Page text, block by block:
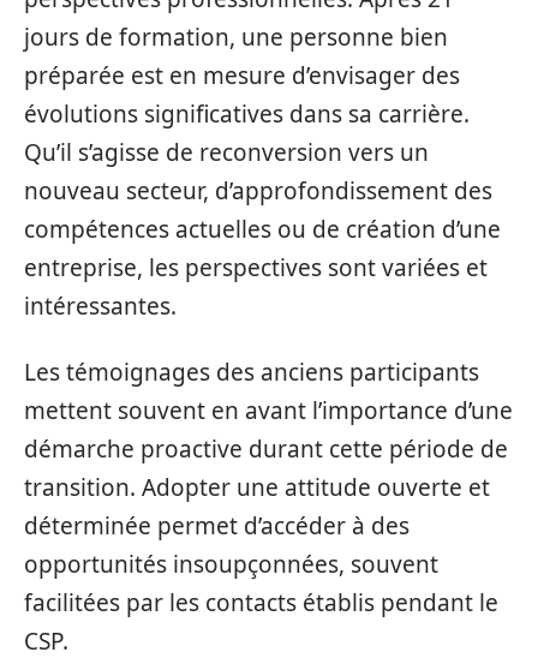
jours de formation, une personne bien
préparée est en mesure d’envisager des
évolutions significatives dans sa carrière.
Qu’il s’agisse de reconversion vers un
nouveau secteur, d’approfondissement des
compétences actuelles ou de création d’une
entreprise, les perspectives sont variées et
intéressantes.
Les témoignages des anciens participants
mettent souvent en avant l’importance d’une
démarche proactive durant cette période de
transition. Adopter une attitude ouverte et
déterminée permet d’accéder à des
opportunités insoupçonnées, souvent
facilitées par les contacts établis pendant le
CSP.